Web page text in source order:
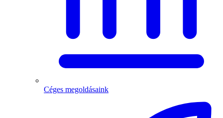
Céges megoldásaink